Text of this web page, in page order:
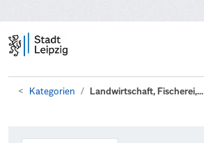
Kategorien Landwirtschaft, Fischerei,...